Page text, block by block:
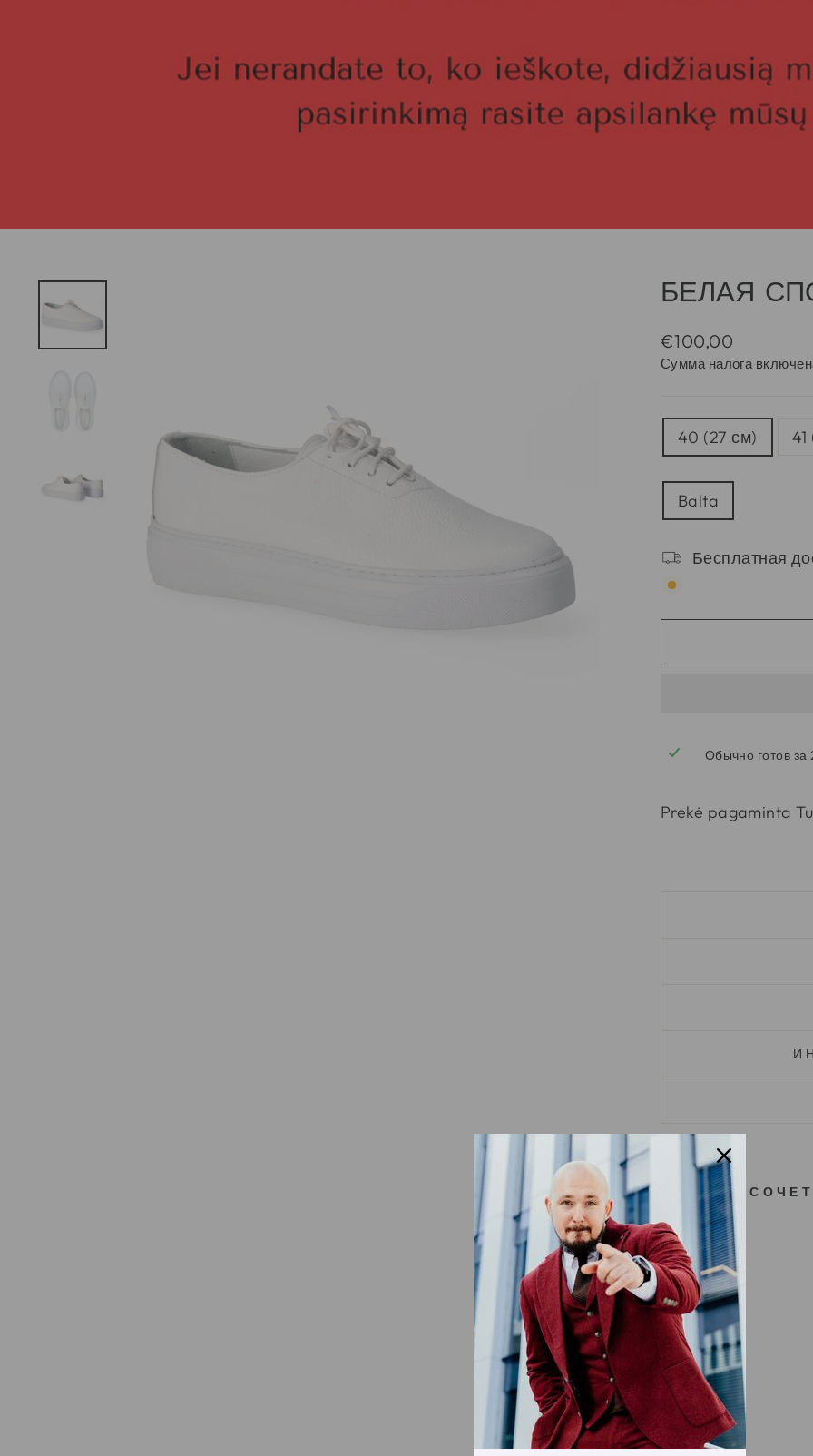
БЕЛАЯ
Regular
price
€100,00
Сумма налога
РАЗМЕРЫ
40 (27 см)
SPALVA
Balta
Бесплатная
Обычно готов за
Prekė pagaminta
ХОРОШО
Б
Е
Л
А
Я
С
П
О
Р
Т
И
В